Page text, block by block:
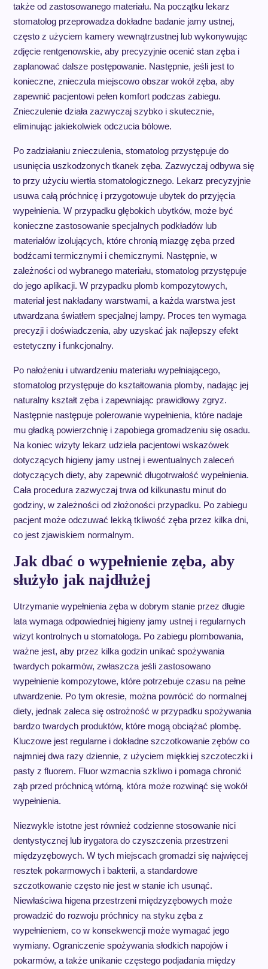
także od zastosowanego materiału. Na początku lekarz
stomatolog przeprowadza dokładne badanie jamy ustnej,
często z użyciem kamery wewnątrzustnej lub wykonywując
zdjęcie rentgenowskie, aby precyzyjnie ocenić stan zęba i
zaplanować dalsze postępowanie. Następnie, jeśli jest to
konieczne, znieczula miejscowo obszar wokół zęba, aby
zapewnić pacjentowi pełen komfort podczas zabiegu.
Znieczulenie działa zazwyczaj szybko i skutecznie,
eliminując jakiekolwiek odczucia bólowe.
Po zadziałaniu znieczulenia, stomatolog przystępuje do
usunięcia uszkodzonych tkanek zęba. Zazwyczaj odbywa się
to przy użyciu wiertła stomatologicznego. Lekarz precyzyjnie
usuwa całą próchnicę i przygotowuje ubytek do przyjęcia
wypełnienia. W przypadku głębokich ubytków, może być
konieczne zastosowanie specjalnych podkładów lub
materiałów izolujących, które chronią miazgę zęba przed
bodźcami termicznymi i chemicznymi. Następnie, w
zależności od wybranego materiału, stomatolog przystępuje
do jego aplikacji. W przypadku plomb kompozytowych,
materiał jest nakładany warstwami, a każda warstwa jest
utwardzana światłem specjalnej lampy. Proces ten wymaga
precyzji i doświadczenia, aby uzyskać jak najlepszy efekt
estetyczny i funkcjonalny.
Po nałożeniu i utwardzeniu materiału wypełniającego,
stomatolog przystępuje do kształtowania plomby, nadając jej
naturalny kształt zęba i zapewniając prawidłowy zgryz.
Następnie następuje polerowanie wypełnienia, które nadaje
mu gładką powierzchnię i zapobiega gromadzeniu się osadu.
Na koniec wizyty lekarz udziela pacjentowi wskazówek
dotyczących higieny jamy ustnej i ewentualnych zaleceń
dotyczących diety, aby zapewnić długotrwałość wypełnienia.
Cała procedura zazwyczaj trwa od kilkunastu minut do
godziny, w zależności od złożoności przypadku. Po zabiegu
pacjent może odczuwać lekką tkliwość zęba przez kilka dni,
co jest zjawiskiem normalnym.
Jak dbać o wypełnienie zęba, aby
służyło jak najdłużej
Utrzymanie wypełnienia zęba w dobrym stanie przez długie
lata wymaga odpowiedniej higieny jamy ustnej i regularnych
wizyt kontrolnych u stomatologa. Po zabiegu plombowania,
ważne jest, aby przez kilka godzin unikać spożywania
twardych pokarmów, zwłaszcza jeśli zastosowano
wypełnienie kompozytowe, które potrzebuje czasu na pełne
utwardzenie. Po tym okresie, można powrócić do normalnej
diety, jednak zaleca się ostrożność w przypadku spożywania
bardzo twardych produktów, które mogą obciążać plombę.
Kluczowe jest regularne i dokładne szczotkowanie zębów co
najmniej dwa razy dziennie, z użyciem miękkiej szczoteczki i
pasty z fluorem. Fluor wzmacnia szkliwo i pomaga chronić
ząb przed próchnicą wtórną, która może rozwinąć się wokół
wypełnienia.
Niezwykle istotne jest również codzienne stosowanie nici
dentystycznej lub irygatora do czyszczenia przestrzeni
międzyzębowych. W tych miejscach gromadzi się najwięcej
resztek pokarmowych i bakterii, a standardowe
szczotkowanie często nie jest w stanie ich usunąć.
Niewłaściwa higena przestrzeni międzyzębowych może
prowadzić do rozwoju próchnicy na styku zęba z
wypełnieniem, co w konsekwencji może wymagać jego
wymiany. Ograniczenie spożywania słodkich napojów i
pokarmów, a także unikanie częstego podjadania między